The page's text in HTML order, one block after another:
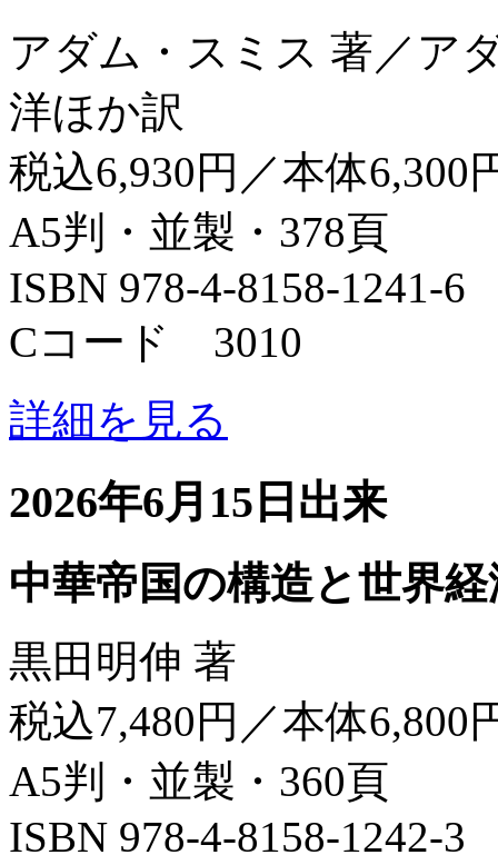
アダム・スミス 著／ア
洋ほか訳
税込6,930円／本体6,300
A5判・並製・378頁
ISBN 978-4-8158-1241-6
Cコード 3010
詳細を見る
2026年6月15日出来
中華帝国の構造と世界
黒田明伸 著
税込7,480円／本体6,800
A5判・並製・360頁
ISBN 978-4-8158-1242-3